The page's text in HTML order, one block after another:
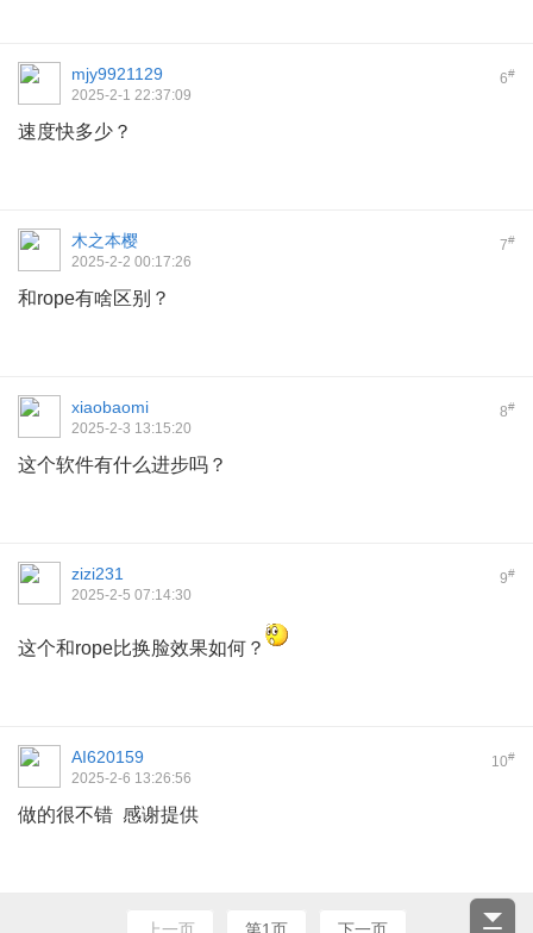
6#
mjy9921129
2025-2-1 22:37:09
速度快多少？
7#
木之本樱
2025-2-2 00:17:26
和rope有啥区别？
8#
xiaobaomi
2025-2-3 13:15:20
这个软件有什么进步吗？
9#
zizi231
2025-2-5 07:14:30
这个和rope比换脸效果如何？
10#
AI620159
2025-2-6 13:26:56
做的很不错 感谢提供